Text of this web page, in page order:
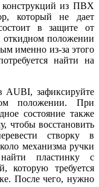
из ПВХ
который не дает
в защите от
откидном положении
именно из-за этого
найти на
AUBI, зафиксируйте
положении. При
состояние также
чтобы восстановить
створку в
механизма ручки
пластинку с
которую требуется
После чего, нужно